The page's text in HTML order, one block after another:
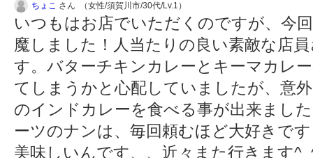
ちょこ さん （女性/須賀川市/30代/Lv.1）
いつもはお店でいただくのですが、今
魔しました！人当たりの良い素敵な店
す。バターチキンカレーとキーマカレ
てしまうかと心配していましたが、意
のインドカレーを食べる事が出来まし
ーツのナンは、毎回頼むほど大好きで
美味しいんです、、近々また行きます